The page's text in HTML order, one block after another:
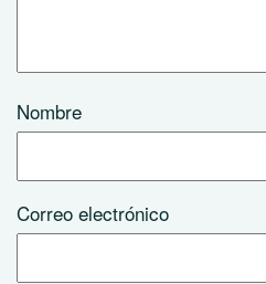
Nombre
Correo electrónico